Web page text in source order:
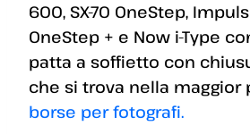
600, SX-70 OneStep,
OneStep + e Now i-Type
patta a soffietto con
che si trova nella maggior
borse per fotografi.